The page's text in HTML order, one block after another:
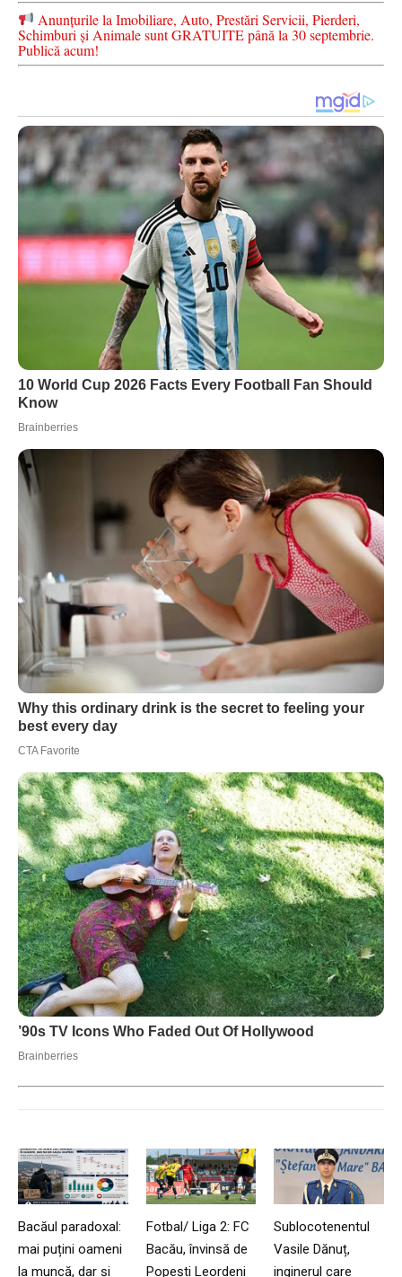
Anunțurile la Imobiliare, Auto, Prestări Servicii, Pierderi,
Schimburi și Animale sunt GRATUITE până la 30 septembrie.
Publică acum!
Bacăul paradoxal:
mai puțini oameni
la muncă, dar și
Fotbal/ Liga 2: FC
Bacău, învinsă de
Popești Leordeni
Sublocotenentul
Vasile Dănuț,
inginerul care